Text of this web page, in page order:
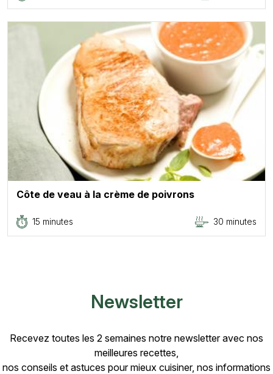
Côte de veau à la crème de poivrons
15 minutes 30 minutes
Newsletter
Recevez toutes les 2 semaines notre newsletter avec nos
meilleures recettes,
nos conseils et astuces pour mieux cuisiner, nos informations